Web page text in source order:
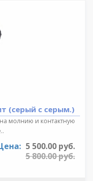
(серый с серым.)
молнию и контактную
5 500.00 руб.
5 800.00 руб.